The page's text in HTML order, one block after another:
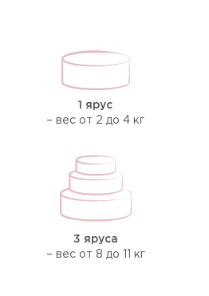
1 ярус
– вес от 2 до 4 кг
3 яруса
– вес от 8 до 11 кг